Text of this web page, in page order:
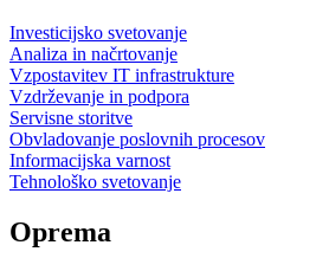
Investicijsko svetovanje
Analiza in načrtovanje
Vzpostavitev IT infrastrukture
Vzdrževanje in podpora
Servisne storitve
Obvladovanje poslovnih procesov
Informacijska varnost
Tehnološko svetovanje
Oprema